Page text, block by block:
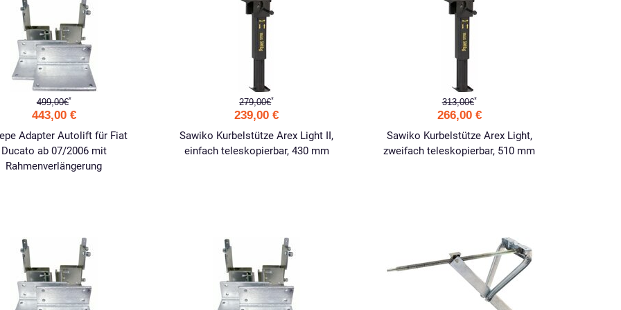
499,00€*
443,00 €
Adapter Autolift für Fiat
Ducato ab 07/2006 mit
Rahmenverlängerung
279,00€*
239,00 €
Sawiko Kurbelstütze Arex Light II,
einfach teleskopierbar, 430 mm
313,00€*
266,00 €
Sawiko Kurbelstütze Arex Light,
zweifach teleskopierbar, 510 mm